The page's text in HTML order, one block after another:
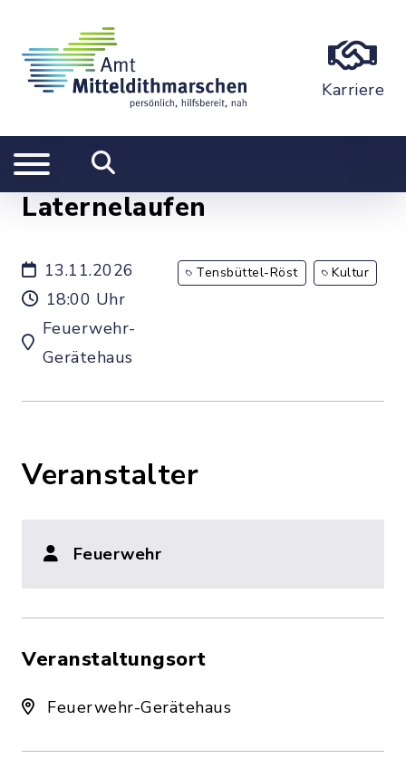
Karriere
Laternelaufen
13.11.2026
18:00 Uhr
Feuerwehr-
Gerätehaus
Tensbüttel-Röst Kultur
Veranstalter
Feuerwehr
Veranstaltungsort
Feuerwehr-Gerätehaus